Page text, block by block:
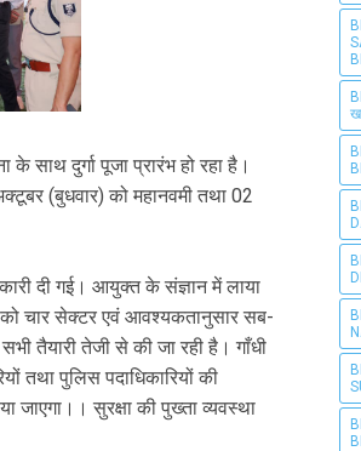
साथ दुर्गा पूजा प्रारंभ हो रहा है।
(बुधवार) को महानवमी तथा 02
दी गई। आयुक्त के संज्ञान में लाया
को चार सेक्टर एवं आवश्यकतानुसार सब-
तैयारी तेजी से की जा रही है। गाँधी
तथा पुलिस पदाधिकारियों की
जाएगा।। सुरक्षा की पुख्ता व्यवस्था